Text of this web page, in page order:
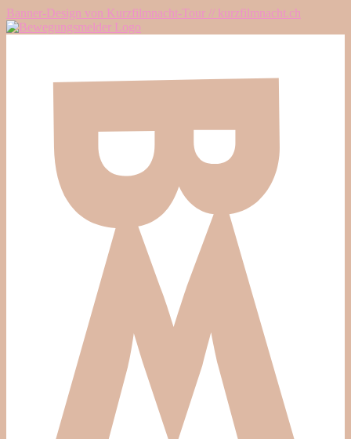
Banner-Design von Kurzfilmnacht-Tour // kurzfilmnacht.ch